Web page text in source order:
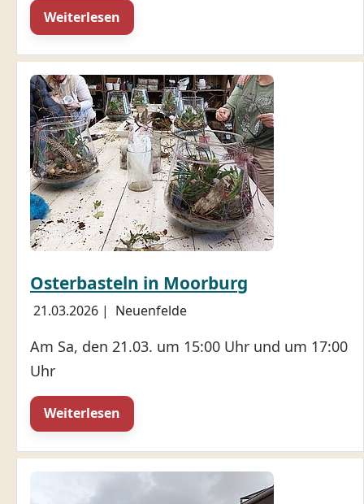
Weiterlesen
Osterbasteln in Moorburg
21.03.2026 | Neuenfelde
Am Sa, den 21.03. um 15:00 Uhr und um 17:00
Uhr
Weiterlesen